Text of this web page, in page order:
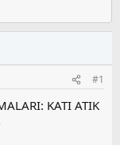
#1
KATI ATIK